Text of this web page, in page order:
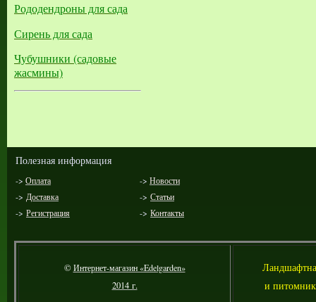
Рододендроны для сада
Сирень для сада
Чубушники (садовые
жасмины)
Полезная информация
-> Оплата -> Новости
-> Доставка -> Статьи
-> Регистрация -> Контакты
©Интернет-магазин «Edelgarden»
2014 г.
Л
и питомник